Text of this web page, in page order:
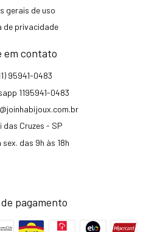
gerais de uso
de privacidade
em contato
95941-0483
1195941-0483
das Cruzes - SP
sex. das 9h às 18h
pagamento